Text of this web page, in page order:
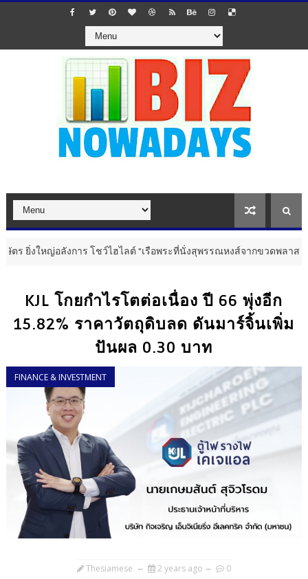
งการ โชว์ไฮไลต์ "เรือพระที่นั่งสุพรรณหงส์จากขวดพลาสติก" ผสานปร
KJL โกยกำไรโตต่อเนื่อง ปี 66 พุ่งอีก
15.82% ราคาวัตถุดิบลด ดันมาร์จิ้นเพิ่ม
ปันผล 0.30 บาท
FINANCE & INVESTMENT
Thesiamese 2 years ago 0